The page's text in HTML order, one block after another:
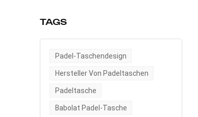
TAGS
Padel-Taschendesign
Hersteller Von Padeltaschen
Padeltasche
Babolat Padel-Tasche